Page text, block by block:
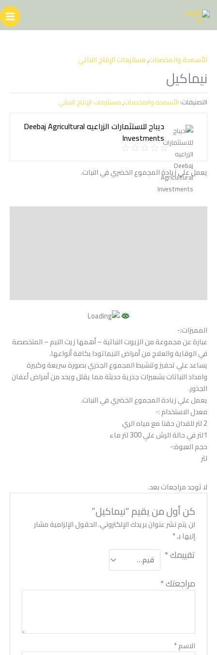
إلى
المحتوى
الأسمدة والمخصبات,مستلزمات الإنتاج النباتي
نيماكيل
التصنيفات: الأسمدة والمخصبات,مستلزمات الإنتاج النباتي
ديباج للاستثمارات الزراعيه Deebaj Agricultural
Investments
يعمل علي زيادة المجموع الخضري في النبات.
المميزات:-
عبارة عن مجموعة من الزيوت النباتية – أهمها زيت النيم – المتخصصة
في الوقاية والعلاج من أمراض النيماتودا بكافة أنواعها.
يساعد علي تحفيز وتنشيط المجموع الجذري بصورة سريعة وكبيرة
وامداد النباتات بشعيرات جذرية حديثة مما يقلل ويحد من أمراض أعفان
الجذور.
يعمل علي زيادة المجموع الخضري في النبات.
معدل الاستخدام :-
2 لتر للفدان حقنا مع مياه الري
1لتر في حالة الرش علي 300 لتر ماء
حجم العبوة:-
لتر
لا توجد مراجعات بعد.
كن أول من يقيم “نيماكيل”
لن يتم نشر عنوان بريدك الإلكتروني.الحقول الإلزامية مشار
إليها بـ*
تقييمك*
مراجعتك*
الاسم*